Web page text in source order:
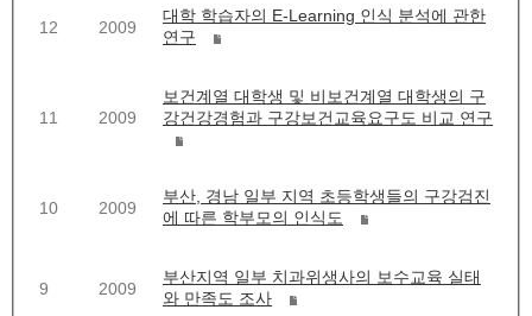
12 2009
대학 학습자의 E-Learning 인식 분석에 관한
연구
11 2009
보건계열 대학생 및 비보건계열 대학생의 구
강건강경험과 구강보건교육요구도 비교 연구
10 2009
부산, 경남 일부 지역 초등학생들의 구강검진
에 따른 학부모의 인식도
9 2009
부산지역 일부 치과위생사의 보수교육 실태
와 만족도 조사